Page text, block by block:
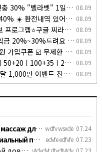
08.09
파벳" 코인입금가능 "10x10" "텐텐벳" ✴️
08.09
백 7% ☀️ 1+0.5 ~ ☀️ 매일 홀덤 무료토너먼트 ☀
08.09
레 미니게임 오토픽⭐️마케팅프로그램✡️ afk2
08.09
드려요 [텔레그램 @xoxs55]
08.09
☑️ 요율 4.0% 지급 ☑️ 무사고 메이저 ☑️✳️
08.09
모든배팅제재없음✡️다양한 이벤트✡️ io0z
08.09
만 이벤트 진행중 ! ⭐️
wdfv wsxde 07.24
мастера…
edvfe edfvfe 07.23
без лишних …
vtdvdvt dtvdtvtdv 07.23